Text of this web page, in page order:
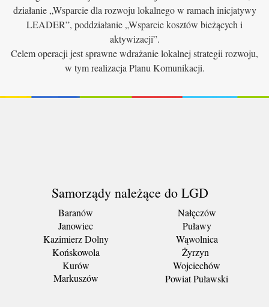
działanie „Wsparcie dla rozwoju lokalnego w ramach inicjatywy
LEADER”, poddziałanie „Wsparcie kosztów bieżących i
aktywizacji”.
Celem operacji jest sprawne wdrażanie lokalnej strategii rozwoju,
w tym realizacja Planu Komunikacji.
Samorządy należące do LGD
Baranów
Janowiec
Kazimierz Dolny
Końskowola
Kurów
Markuszów
Nałęczów
Puławy
Wąwolnica
Żyrzyn
Wojciechów
Powiat Puławski